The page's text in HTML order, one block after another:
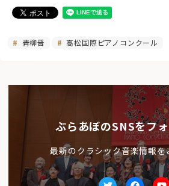
青柳晋 高松国際ピアノコンクール
ぶらあぼのSNSをフ
最新のクラシック音楽情報